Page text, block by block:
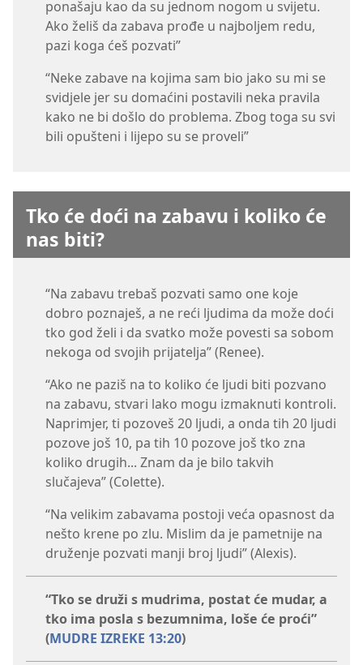
ponašaju kao da su jednom nogom u svijetu.
Ako želiš da zabava prođe u najboljem redu,
pazi koga ćeš pozvati”
“Neke zabave na kojima sam bio jako su mi se
svidjele jer su domaćini postavili neka pravila
kako ne bi došlo do problema. Zbog toga su svi
bili opušteni i lijepo su se proveli”
Tko će doći na zabavu i koliko će
nas biti?
“Na zabavu trebaš pozvati samo one koje
dobro poznaješ, a ne reći ljudima da može doći
tko god želi i da svatko može povesti sa sobom
nekoga od svojih prijatelja” (Renee).
“Ako ne paziš na to koliko će ljudi biti pozvano
na zabavu, stvari lako mogu izmaknuti kontroli.
Naprimjer, ti pozoveš 20 ljudi, a onda tih 20 ljudi
pozove još 10, pa tih 10 pozove još tko zna
koliko drugih... Znam da je bilo takvih
slučajeva” (Colette).
“Na velikim zabavama postoji veća opasnost da
nešto krene po zlu. Mislim da je pametnije na
druženje pozvati manji broj ljudi” (Alexis).
“Tko se druži s mudrima, postat će mudar, a
tko ima posla s bezumnima, loše će proći”
(MUDRE IZREKE 13:20)